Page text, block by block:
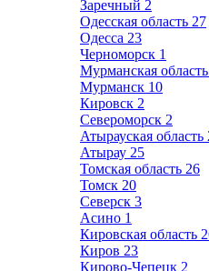
Заречный 2
Одесская область 27
Одесса 23
Черноморск 1
Мурманская область
Мурманск 10
Кировск 2
Североморск 2
Атырауская область
Атырау 25
Томская область 26
Томск 20
Северск 3
Асино 1
Кировская область
Киров 23
Кирово-Чепецк 2